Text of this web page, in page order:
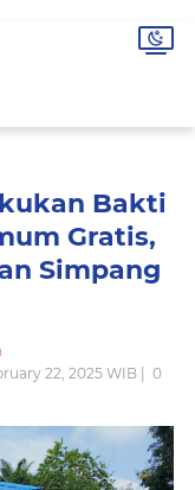
Bakti
Gratis,
Simpang
22, 2025 WIB |
0